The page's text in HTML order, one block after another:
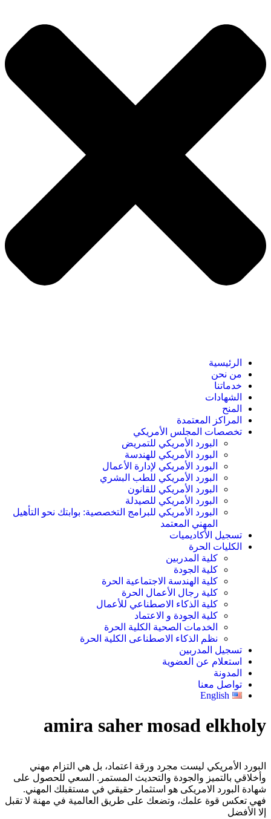
الرئيسية
من نحن
خدماتنا
الشهادات
المنح
المراكز المعتمدة
تخصصات المجلس الأمريكي
البورد الأمريكي للتمريض
البورد الأمريكي للهندسة
البورد الأمريكي لإدارة الأعمال
البورد الأمريكي للطب البشري
البورد الأمريكي للقانون
البورد الأمريكي للصيدلة
البورد الأمريكي للبرامج التخصصية: بوابتك نحو التأهيل
المهني المعتمد
تسجيل الأكاديميات
الكليات الحرة
كلية المدربين
كلية الجودة
كلية الهندسة الاجتماعية الحرة
كلية رجال الأعمال الحرة
كلية الذكاء الاصطناعي للأعمال
كلية الجودة و الاعتماد
الخدمات الصحية الكلية الحرة
نظم الذكاء الاصطناعى الكلية الحرة
تسجيل المدربين
استعلام عن العضوية
المدونة
تواصل معنا
English
amira saher mosad elkholy
البورد الأمريكي ليست مجرد ورقة اعتماد، بل هي التزام مهني
وأخلاقي بالتميز والجودة والتحديث المستمر. السعي للحصول على
شهادة البورد الامريكى هو استثمار حقيقي في مستقبلك المهني.
فهي تعكس قوة علمك، وتضعك على طريق العالمية في مهنة لا تقبل
إلا الأفضل